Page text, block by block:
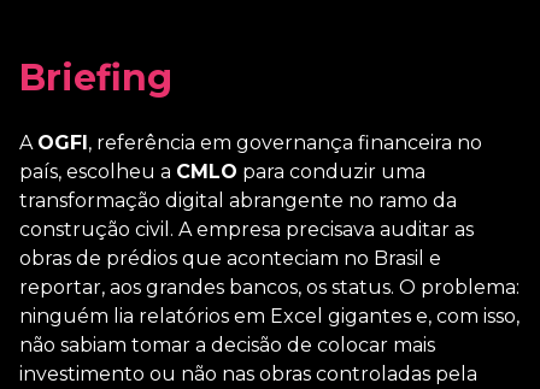
Briefing
A OGFI, referência em governança financeira no
país, escolheu a CMLO para conduzir uma
transformação digital abrangente no ramo da
construção civil. A empresa precisava auditar as
obras de prédios que aconteciam no Brasil e
reportar, aos grandes bancos, os status. O problema:
ninguém lia relatórios em Excel gigantes e, com isso,
não sabiam tomar a decisão de colocar mais
investimento ou não nas obras controladas pela